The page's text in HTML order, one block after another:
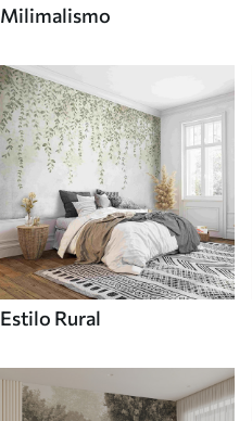
Milimalismo
Estilo Rural